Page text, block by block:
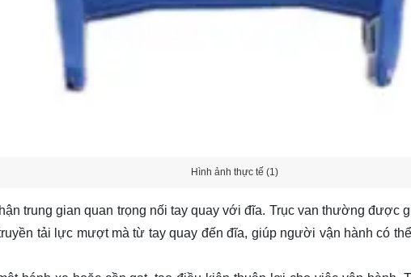
Hình ảnh thực tế (1)
trung gian quan trọng nối tay quay với đĩa. Trục van thường được
tải lực mượt mà từ tay quay đến đĩa, giúp người vận hành có